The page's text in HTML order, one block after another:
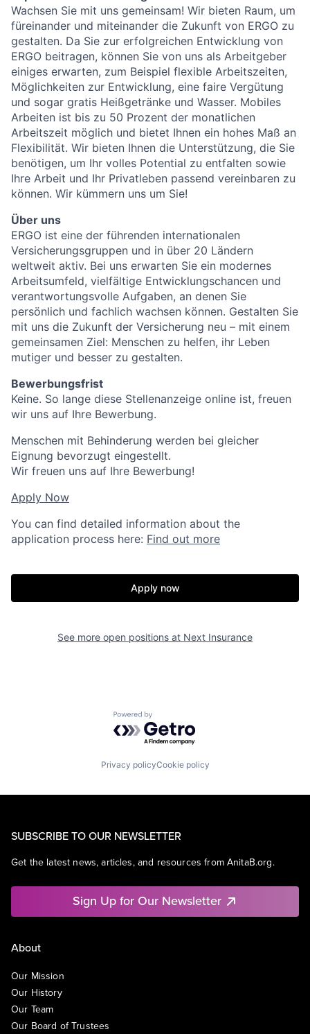
Wachsen Sie mit uns gemeinsam! Wir bieten Raum, um
füreinander und miteinander die Zukunft von ERGO zu
gestalten. Da Sie zur erfolgreichen Entwicklung von
ERGO beitragen, können Sie von uns als Arbeitgeber
einiges erwarten, zum Beispiel flexible Arbeitszeiten,
Möglichkeiten zur Entwicklung, eine faire Vergütung
und sogar gratis Heißgetränke und Wasser. Mobiles
Arbeiten ist bis zu 50 Prozent der monatlichen
Arbeitszeit möglich und bietet Ihnen ein hohes Maß an
Flexibilität. Wir bieten Ihnen die Unterstützung, die Sie
benötigen, um Ihr volles Potential zu entfalten sowie
Ihre Arbeit und Ihr Privatleben passend vereinbaren zu
können. Wir kümmern uns um Sie!
Über uns
ERGO ist eine der führenden internationalen
Versicherungsgruppen und in über 20 Ländern
weltweit aktiv. Bei uns erwarten Sie ein modernes
Arbeitsumfeld, vielfältige Entwicklungschancen und
verantwortungsvolle Aufgaben, an denen Sie
persönlich und fachlich wachsen können. Gestalten Sie
mit uns die Zukunft der Versicherung neu – mit einem
gemeinsamen Ziel: Menschen zu helfen, ihr Leben
mutiger und besser zu gestalten.
Bewerbungsfrist
Keine. So lange diese Stellenanzeige online ist, freuen
wir uns auf Ihre Bewerbung.
Menschen mit Behinderung werden bei gleicher
Eignung bevorzugt eingestellt.
Wir freuen uns auf Ihre Bewerbung!
Apply Now
You can find detailed information about the
application process here: Find out more
Apply now
See more open positions at Next Insurance
Powered by Getro.com
Privacy policyCookie policy
SUBSCRIBE TO OUR NEWSLETTER
Get the latest news, articles, and resources from AnitaB.org.
Sign Up for Our Newsletter
About
Our Mission
Our History
Our Team
Our Board of Trustees